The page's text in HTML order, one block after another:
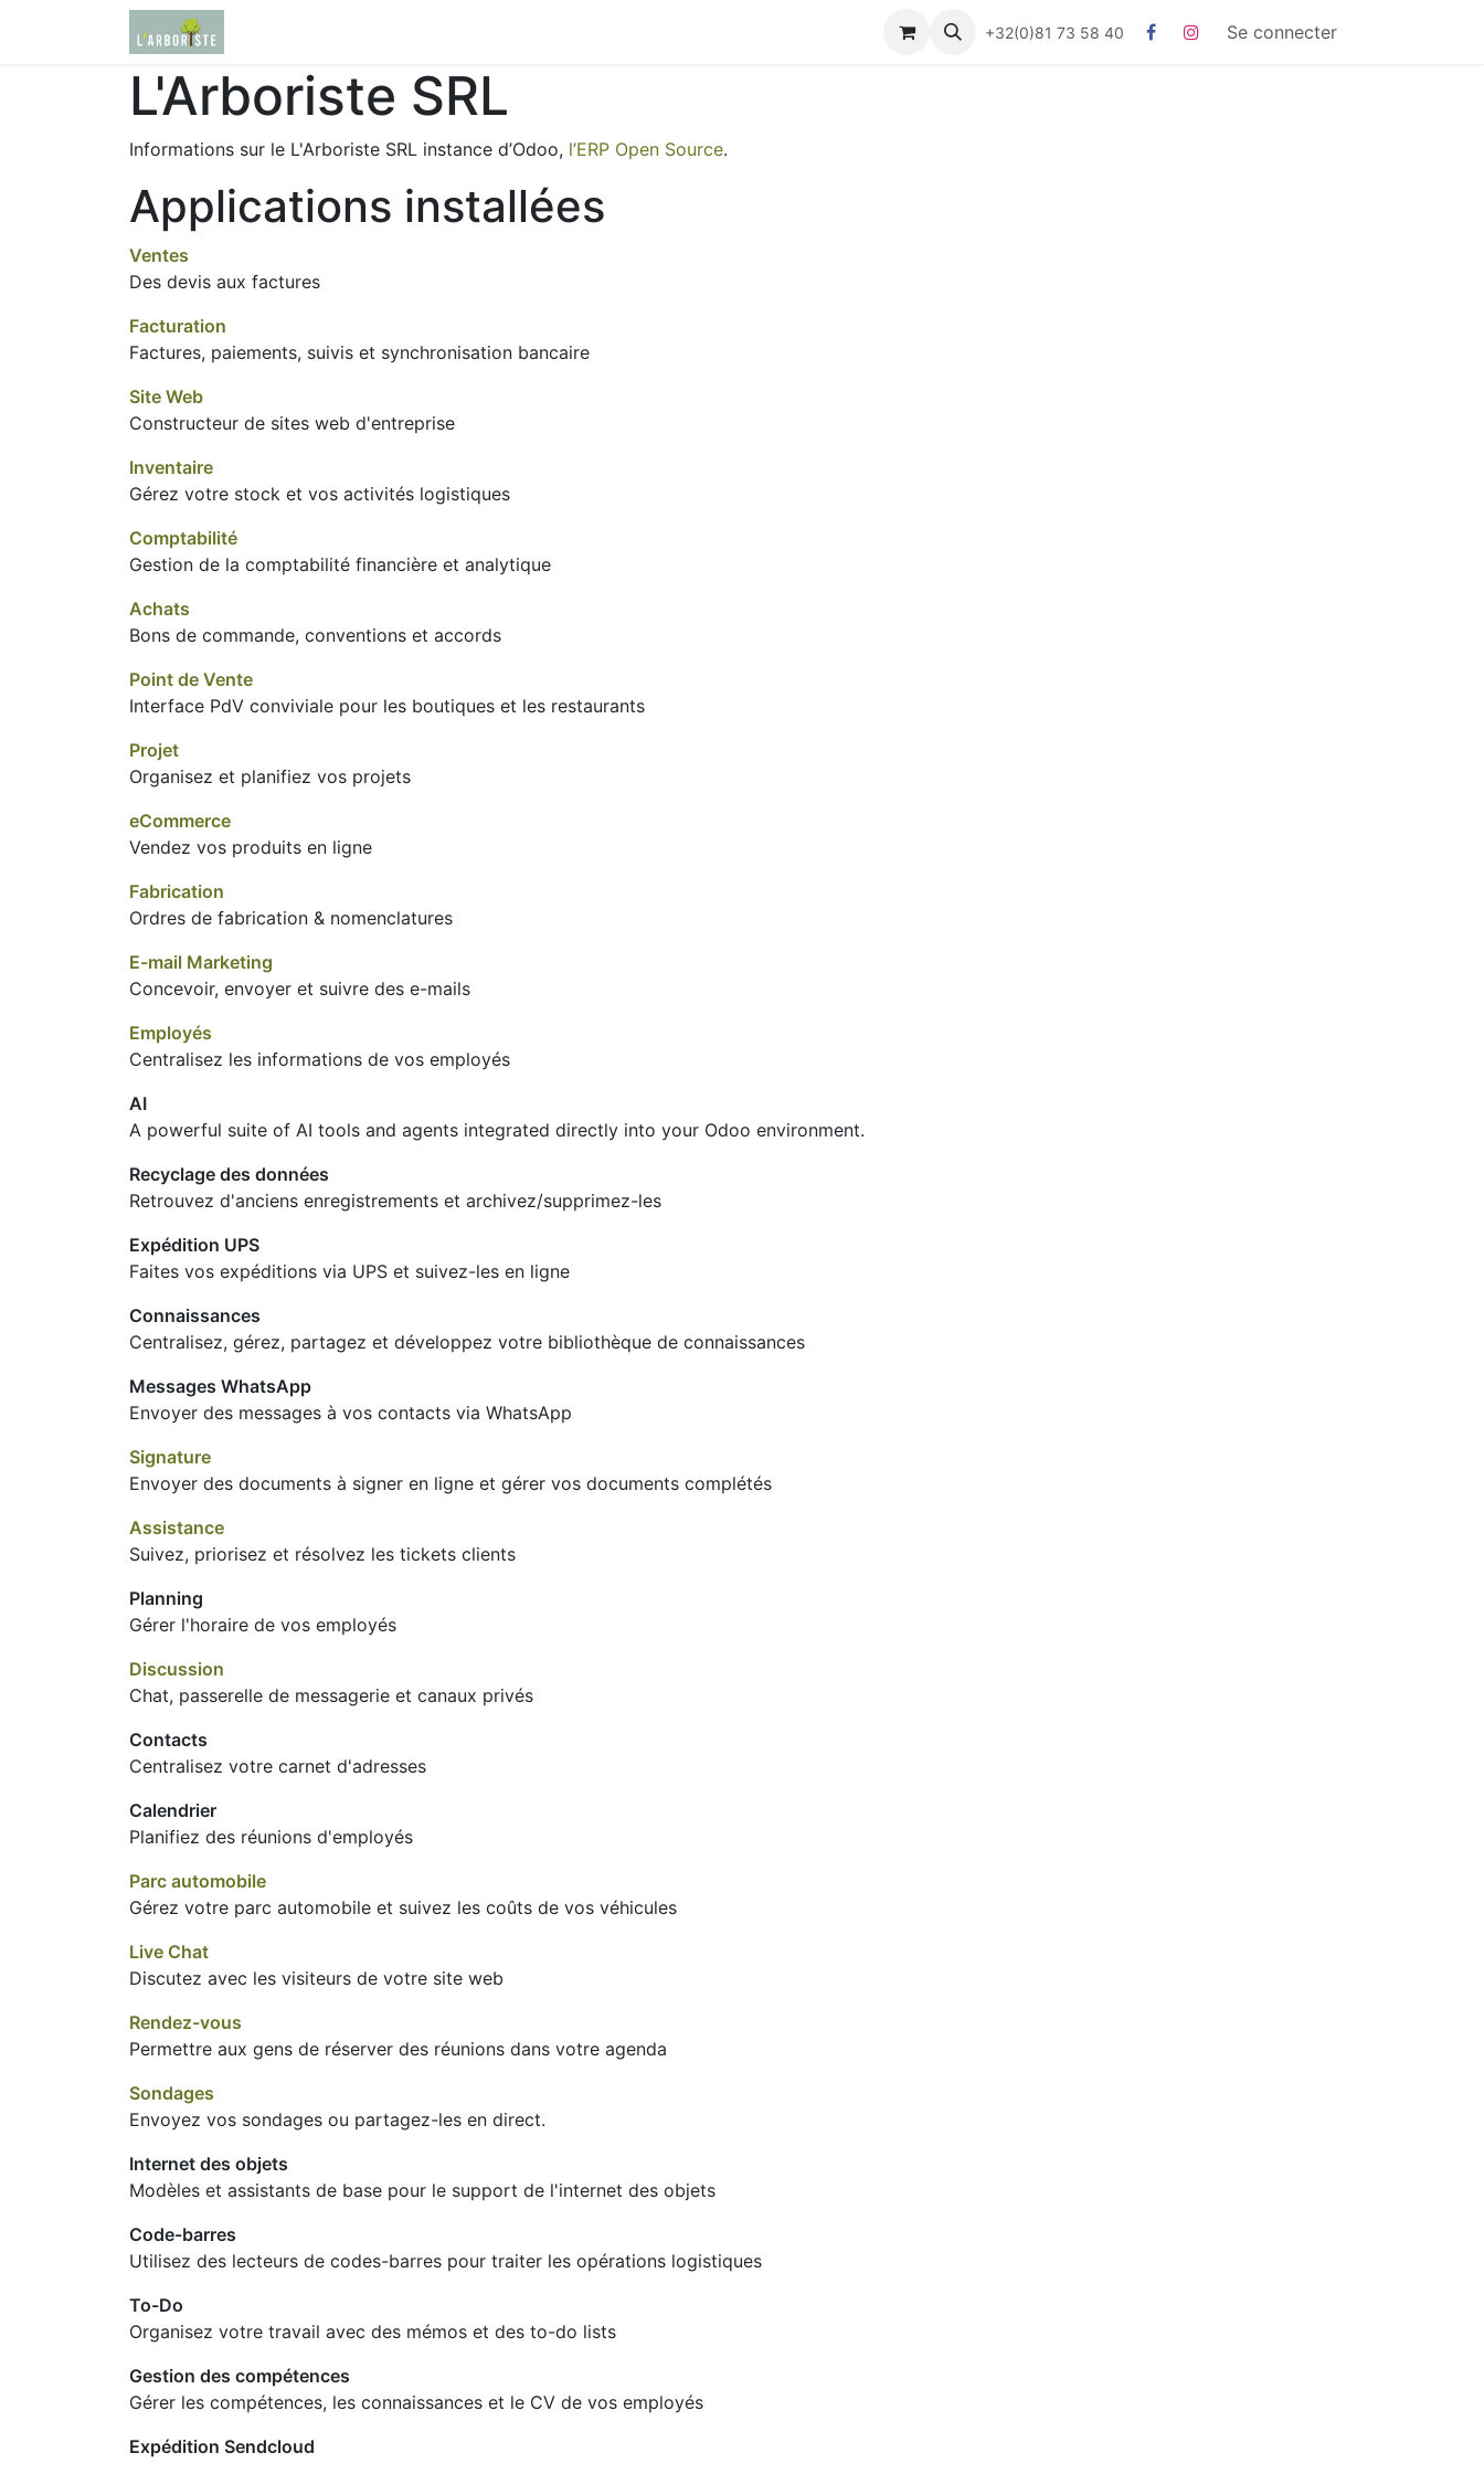
Se rendre au contenu
Contactez-nous +32(0)81 73 58 40 Se connecter
L'Arboriste SRL
Informations sur le L'Arboriste SRL instance d’Odoo, l’ERP Open Source.
Applications installées
Ventes
Des devis aux factures
Facturation
Factures, paiements, suivis et synchronisation bancaire
Site Web
Constructeur de sites web d'entreprise
Inventaire
Gérez votre stock et vos activités logistiques
Comptabilité
Gestion de la comptabilité financière et analytique
Achats
Bons de commande, conventions et accords
Point de Vente
Interface PdV conviviale pour les boutiques et les restaurants
Projet
Organisez et planifiez vos projets
eCommerce
Vendez vos produits en ligne
Fabrication
Ordres de fabrication & nomenclatures
E-mail Marketing
Concevoir, envoyer et suivre des e-mails
Employés
Centralisez les informations de vos employés
AI
A powerful suite of AI tools and agents integrated directly into your Odoo environment.
Recyclage des données
Retrouvez d'anciens enregistrements et archivez/supprimez-les
Expédition UPS
Faites vos expéditions via UPS et suivez-les en ligne
Connaissances
Centralisez, gérez, partagez et développez votre bibliothèque de connaissances
Messages WhatsApp
Envoyer des messages à vos contacts via WhatsApp
Signature
Envoyer des documents à signer en ligne et gérer vos documents complétés
Assistance
Suivez, priorisez et résolvez les tickets clients
Planning
Gérer l'horaire de vos employés
Discussion
Chat, passerelle de messagerie et canaux privés
Contacts
Centralisez votre carnet d'adresses
Calendrier
Planifiez des réunions d'employés
Parc automobile
Gérez votre parc automobile et suivez les coûts de vos véhicules
Live Chat
Discutez avec les visiteurs de votre site web
Rendez-vous
Permettre aux gens de réserver des réunions dans votre agenda
Sondages
Envoyez vos sondages ou partagez-les en direct.
Internet des objets
Modèles et assistants de base pour le support de l'internet des objets
Code-barres
Utilisez des lecteurs de codes-barres pour traiter les opérations logistiques
To-Do
Organisez votre travail avec des mémos et des to-do lists
Gestion des compétences
Gérer les compétences, les connaissances et le CV de vos employés
Expédition Sendcloud